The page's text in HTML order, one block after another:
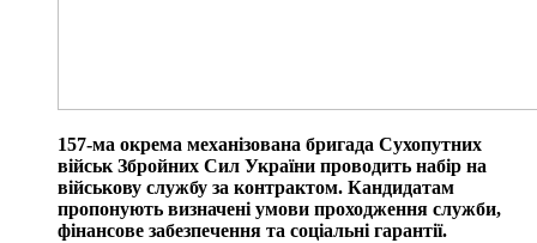
157-ма окрема механізована бригада Сухопутних
військ Збройних Сил України проводить набір на
військову службу за контрактом. Кандидатам
пропонують визначені умови проходження служби,
фінансове забезпечення та соціальні гарантії.